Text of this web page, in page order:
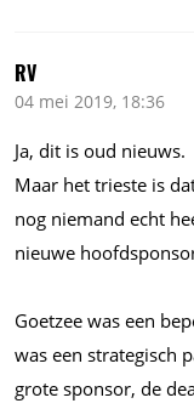
RV
04 mei 2019, 18:36
Ja, dit is oud nieuws.
Maar het trieste is
nog niemand echt
nieuwe
Goetzee was een
was een strategisch
grote sponsor, de